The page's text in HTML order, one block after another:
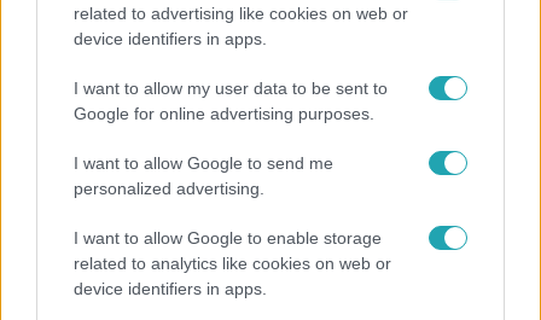
related to advertising like cookies on web or
device identifiers in apps.
I want to allow my user data to be sent to
Google for online advertising purposes.
I want to allow Google to send me
personalized advertising.
I want to allow Google to enable storage
related to analytics like cookies on web or
device identifiers in apps.
2023. július 8. 14:33
Pata Seca, a „tenyészállatként” tartott brazil
rabszolga, akit több mint 200 gyerek nemzésére
kényszerítettek
tenyészállatként tartotta gazdája, leszármazottai pedig
még ma is élnek Santa Eudóxia szegényes házaiban. Egy
kényszerítette, hogy minél több rabszolganőt
erőszakoljon meg. Cserébe kiemelt ellátást kapott. Pata